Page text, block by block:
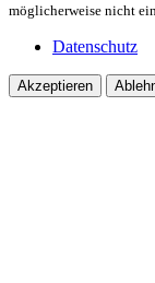
möglicherweise nicht
Datenschutz
Akzeptieren